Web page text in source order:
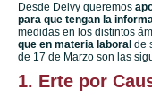
Desde Delvy queremos
para que tengan la
medidas en los distintos
que en materia laboral de
de 17 de Marzo son las
1. Erte por